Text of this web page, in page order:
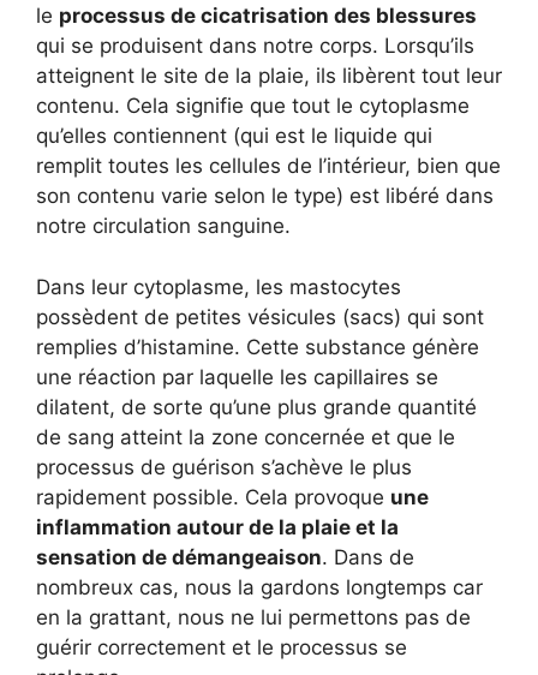
le processus de cicatrisation des blessures
qui se produisent dans notre corps. Lorsqu’ils
atteignent le site de la plaie, ils libèrent tout leur
contenu. Cela signifie que tout le cytoplasme
qu’elles contiennent (qui est le liquide qui
remplit toutes les cellules de l’intérieur, bien que
son contenu varie selon le type) est libéré dans
notre circulation sanguine.
Dans leur cytoplasme, les mastocytes
possèdent de petites vésicules (sacs) qui sont
remplies d’histamine. Cette substance génère
une réaction par laquelle les capillaires se
dilatent, de sorte qu’une plus grande quantité
de sang atteint la zone concernée et que le
processus de guérison s’achève le plus
rapidement possible. Cela provoque une
inflammation autour de la plaie et la
sensation de démangeaison. Dans de
nombreux cas, nous la gardons longtemps car
en la grattant, nous ne lui permettons pas de
guérir correctement et le processus se